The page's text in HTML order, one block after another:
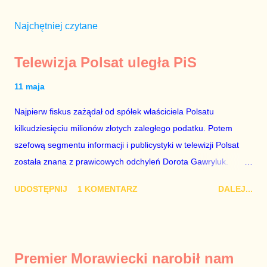
Najchętniej czytane
Telewizja Polsat uległa PiS
11 maja
Najpierw fiskus zażądał od spółek właściciela Polsatu
kilkudziesięciu milionów złotych zaległego podatku. Potem
szefową segmentu informacji i publicystyki w telewizji Polsat
została znana z prawicowych odchyleń Dorota Gawryluk.
marionetka partii rządzącej, żona agenta SB, który jest obecnie
tylko tam, gdzie nie ma trudnych pytań. Taki obrót spraw
UDOSTĘPNIJ 1 KOMENTARZ DALEJ...
Premier Morawiecki narobił nam